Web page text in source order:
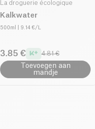
La droguerie écologique
Kalkwater
500ml | 9.14 €/L
3.85 € 4.81 €
Toevoegen aan
mandje